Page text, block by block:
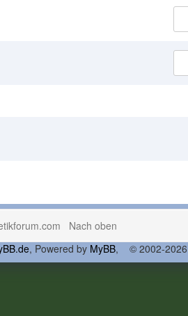
Nach oben
, Powered by MyBB, © 2002-